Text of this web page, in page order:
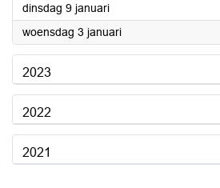
dinsdag 9 januari2024
woensdag 3 januari2024
2023
2022
2021